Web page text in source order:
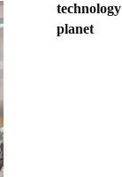
planet